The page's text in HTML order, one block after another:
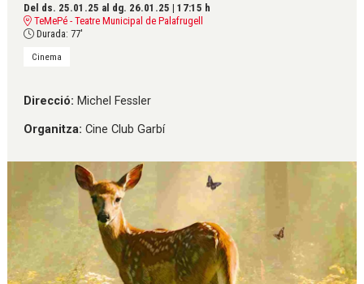
Del ds. 25.01.25 al dg. 26.01.25 | 17:15 h
TeMePé - Teatre Municipal de Palafrugell
Durada: 77'
Cinema
Direcció: Michel Fessler
Organitza: Cine Club Garbí